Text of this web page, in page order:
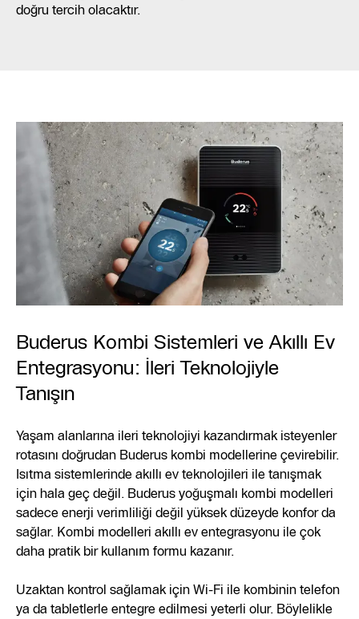
doğru tercih olacaktır.
Buderus Kombi Sistemleri ve Akıllı Ev
Entegrasyonu: İleri Teknolojiyle
Tanışın
Yaşam alanlarına ileri teknolojiyi kazandırmak isteyenler
rotasını doğrudan Buderus kombi modellerine çevirebilir.
Isıtma sistemlerinde akıllı ev teknolojileri ile tanışmak
için hala geç değil. Buderus yoğuşmalı kombi modelleri
sadece enerji verimliliği değil yüksek düzeyde konfor da
sağlar. Kombi modelleri akıllı ev entegrasyonu ile çok
daha pratik bir kullanım formu kazanır.
Uzaktan kontrol sağlamak için Wi-Fi ile kombinin telefon
ya da tabletlerle entegre edilmesi yeterli olur. Böylelikle